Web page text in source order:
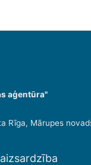
aģentūra"
Rīga, Mārupes